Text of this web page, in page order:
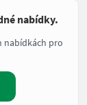
nabídky.
nabídkách pro